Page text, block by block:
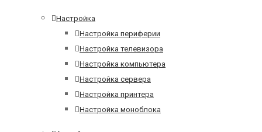
Настройка
Настройка периферии
Настройка телевизора
Настройка компьютера
Настройка сервера
Настройка принтера
Настройка моноблока